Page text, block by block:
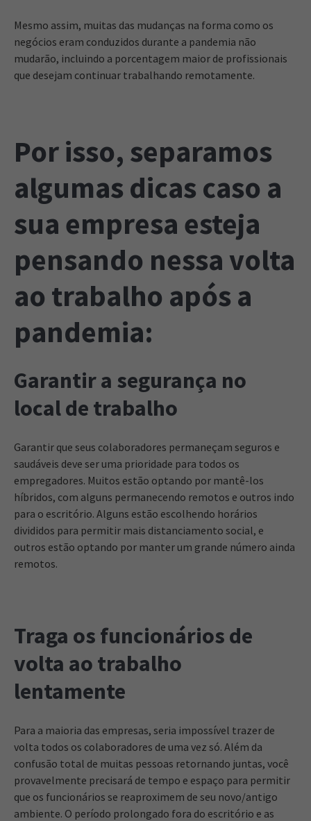
Mesmo assim, muitas das mudanças na forma como os
negócios eram conduzidos durante a pandemia não
mudarão, incluindo a porcentagem maior de profissionais
que desejam continuar trabalhando remotamente.
Por isso, separamos
algumas dicas caso a
sua empresa esteja
pensando nessa volta
ao trabalho após a
pandemia:
Garantir a segurança no
local de trabalho
Garantir que seus colaboradores permaneçam seguros e
saudáveis deve ser uma prioridade para todos os
empregadores. Muitos estão optando por mantê-los
híbridos, com alguns permanecendo remotos e outros indo
para o escritório. Alguns estão escolhendo horários
divididos para permitir mais distanciamento social, e
outros estão optando por manter um grande número ainda
remotos.
Traga os funcionários de
volta ao trabalho
lentamente
Para a maioria das empresas, seria impossível trazer de
volta todos os colaboradores de uma vez só. Além da
confusão total de muitas pessoas retornando juntas, você
provavelmente precisará de tempo e espaço para permitir
que os funcionários se reaproximem de seu novo/antigo
ambiente. O período prolongado fora do escritório e as